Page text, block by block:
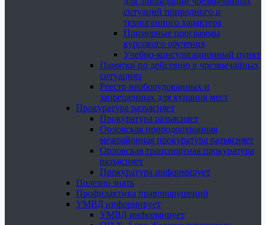
ситуаций природного и
техногенного характера
Примерные программы
курсового обучения
Учебно-консультационный пункт
Памятки по действию в чрезвычайных
ситуациях
Реестр необорудованных и
запрещенных для купания мест
Прокуратура разъясняет
Прокуратура разъясняет
Орловская природоохранная
межрайонная прокуратура разъясняет
Орловская транспортная прокуратура
разъясняет
Прокуратура информирует
Полезно знать
Профилактика правонарушений
УМВД информирует
УМВД информирует